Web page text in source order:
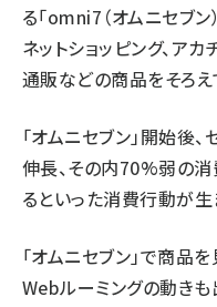
る「omni7（オムニセブ
ネットショッピング、ア
通販などの商品をそろえ
「オムニセブン」開始後
伸長、その内70%弱の
るといった消費行動が生
「オムニセブン」で商品
Webルーミングの動きも